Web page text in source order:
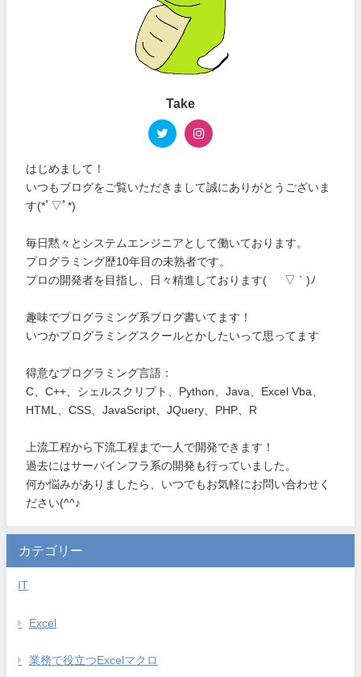
Take
はじめまして！
いつもブログをご覧いただきまして誠にありがとうございま
す(*ﾟ▽ﾟ*)
毎日黙々とシステムエンジニアとして働いております。
プログラミング歴10年目の未熟者です。
プロの開発者を目指し、日々精進しております( ´ ▽ ` )ﾉ
趣味でプログラミング系ブログ書いてます！
いつかプログラミングスクールとかしたいって思ってます
得意なプログラミング言語：
C、C++、シェルスクリプト、Python、Java、Excel Vba、
HTML、CSS、JavaScript、JQuery、PHP、R
上流工程から下流工程まで一人で開発できます！
過去にはサーバインフラ系の開発も行っていました。
何か悩みがありましたら、いつでもお気軽にお問い合わせく
ださい(^^♪
カテゴリー
IT
Excel
業務で役立つExcelマクロ